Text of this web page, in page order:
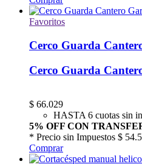
Favoritos
Cerco Guarda
Cerco Guarda
$ 66.029
HASTA 6 cuotas sin
5% OFF CON
* Precio sin Impuestos $
Comprar